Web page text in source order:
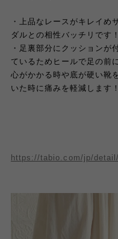
・上品なレースがキレイめ
ダルとの相性バッチリです
・足裏部分にクッションが
ているためヒールで足の前
心がかかる時や底が硬い靴
いた時に痛みを軽減します！
https://tabio.com/jp/